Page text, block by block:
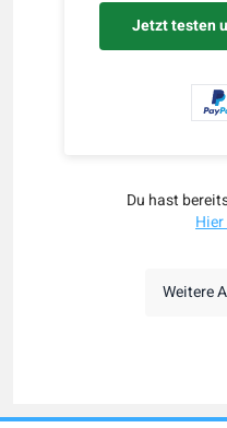
Jetzt testen
Du hast
Weitere